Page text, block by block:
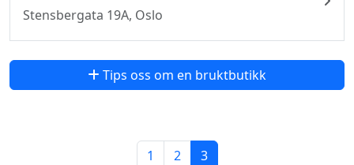
Stensbergata 19A, Oslo
Tips oss om en bruktbutikk
1 2 3